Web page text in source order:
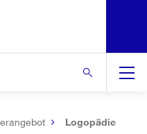
Logopädie